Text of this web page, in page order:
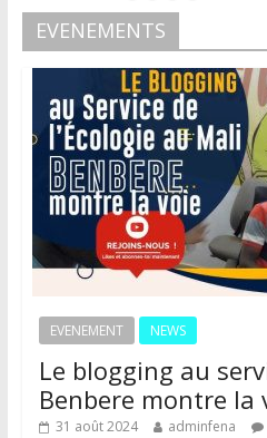
EVENEMENTS
EVENEMENT NEWS
Le blogging au
Benbere montre la
31 août 2024 adminfena